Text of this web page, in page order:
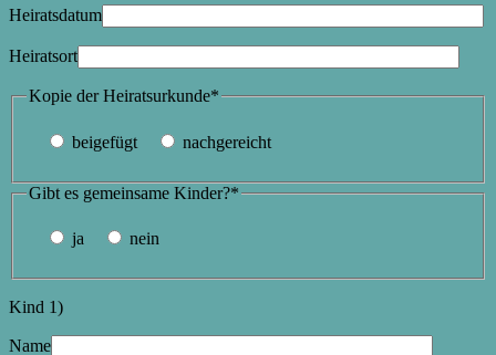
Heiratsdatum
Heiratsort
Kopie der Heiratsurkunde*
beigefügt nachgereicht
Gibt es gemeinsame Kinder?*
ja nein
Kind 1)
Name